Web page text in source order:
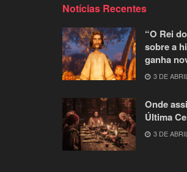
Notícias Recentes
“O Rei
sobre a
ganha
3 DE
Onde
Última
3 DE